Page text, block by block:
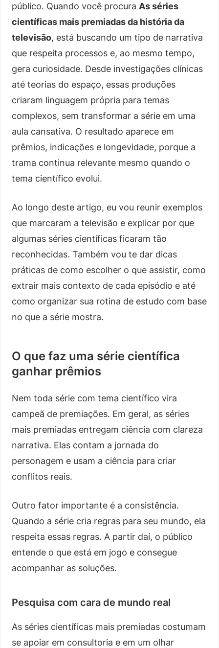
público. Quando você procura As séries
científicas mais premiadas da história da
televisão, está buscando um tipo de narrativa
que respeita processos e, ao mesmo tempo,
gera curiosidade. Desde investigações clínicas
até teorias do espaço, essas produções
criaram linguagem própria para temas
complexos, sem transformar a série em uma
aula cansativa. O resultado aparece em
prêmios, indicações e longevidade, porque a
trama continua relevante mesmo quando o
tema científico evolui.
Ao longo deste artigo, eu vou reunir exemplos
que marcaram a televisão e explicar por que
algumas séries científicas ficaram tão
reconhecidas. Também vou te dar dicas
práticas de como escolher o que assistir, como
extrair mais contexto de cada episódio e até
como organizar sua rotina de estudo com base
no que a série mostra.
O que faz uma série científica
ganhar prêmios
Nem toda série com tema científico vira
campeã de premiações. Em geral, as séries
mais premiadas entregam ciência com clareza
narrativa. Elas contam a jornada do
personagem e usam a ciência para criar
conflitos reais.
Outro fator importante é a consistência.
Quando a série cria regras para seu mundo, ela
respeita essas regras. A partir daí, o público
entende o que está em jogo e consegue
acompanhar as soluções.
Pesquisa com cara de mundo real
As séries científicas mais premiadas costumam
se apoiar em consultoria e em um olhar